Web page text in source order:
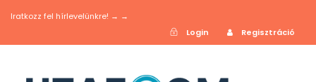
Iratkozz fel hírlevelünkre! → →
Login
Regisztráció